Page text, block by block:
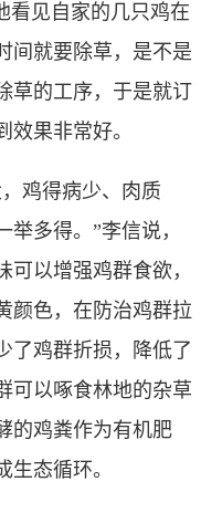
看见自家的几只鸡在
间就要除草，是不是
草的工序，于是就订
果非常好。
鸡得病少、肉质
多得。”李信说，
以增强鸡群食欲，
颜色，在防治鸡群拉
了鸡群折损，降低了
可以啄食林地的杂草
的鸡粪作为有机肥
态循环。